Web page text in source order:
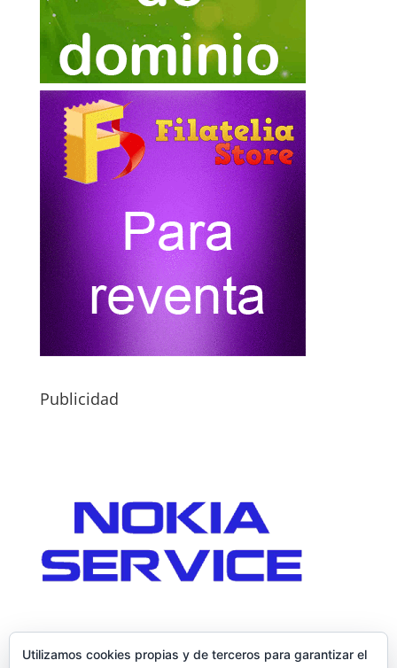
Publicidad
Utilizamos cookies propias y de terceros para garantizar el